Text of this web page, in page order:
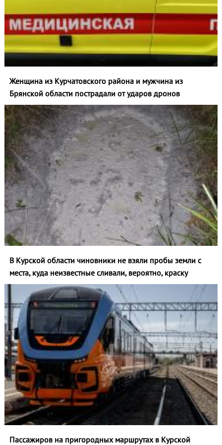
Женщина из Курчатовского района и мужчина из
Брянской области пострадали от ударов дронов
В Курской области чиновники не взяли пробы земли с
места, куда неизвестные сливали, вероятно, краску
Пассажиров на пригородных маршрутах в Курской